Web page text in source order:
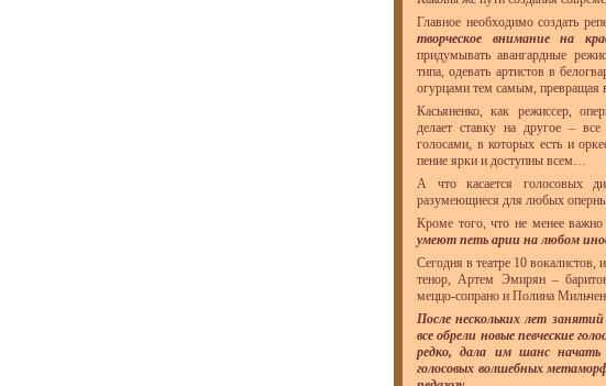
Главное необходимо создать
творческое внимание на
придумывать авангардные
типа, одевать артистов в
огурцами тем самым, превращая
Касьяненко, как режиссер,
делает ставку на другое –
голосами, в которых есть и
пение ярки и доступны всем…
А что касается голосовых
разумеющиеся для любых
Кроме того, что не менее важно
умеют петь арии на любом
Сегодня в театре 10
тенор, Артем Эмирян –
меццо-сопрано и Полина
После нескольких лет
все обрели новые певческие
редко, дала им шанс
голосовых волшебных